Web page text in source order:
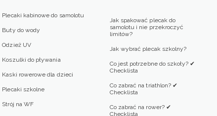
Plecaki kabinowe do samolotu
Buty do wody
Odzież UV
Koszulki do pływania
Kaski rowerowe dla dzieci
Plecaki szkolne
Strój na WF
Jak spakować plecak do
samolotu i nie przekroczyć
limitów?
Jak wybrać plecak szkolny?
Co jest potrzebne do szkoły? ✔
Checklista
Co zabrać na triathlon? ✔
Checklista
Co zabrać na rower? ✔
Checklista